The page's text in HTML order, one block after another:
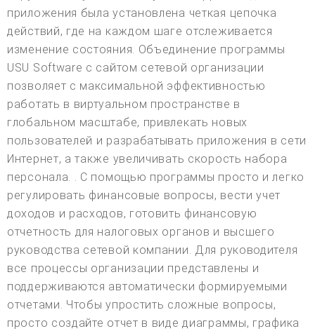
приложения была установлена четкая цепочка
действий, где на каждом шаге отслеживается
изменение состояния. Объединение программы
USU Software с сайтом сетевой организации
позволяет с максимальной эффективностью
работать в виртуальном пространстве в
глобальном масштабе, привлекать новых
пользователей и разрабатывать приложения в сети
Интернет, а также увеличивать скорость набора
персонала. . С помощью программы просто и легко
регулировать финансовые вопросы, вести учет
доходов и расходов, готовить финансовую
отчетность для налоговых органов и высшего
руководства сетевой компании. Для руководителя
все процессы организации представлены и
поддерживаются автоматически формируемыми
отчетами. Чтобы упростить сложные вопросы,
просто создайте отчет в виде диаграммы, графика